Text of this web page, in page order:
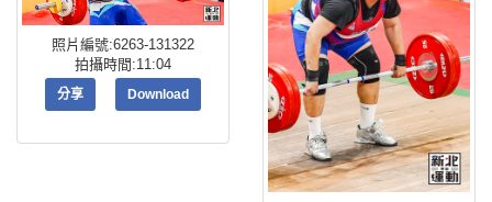
照片編號:6263-131322
拍攝時間:11:04
分享 Download